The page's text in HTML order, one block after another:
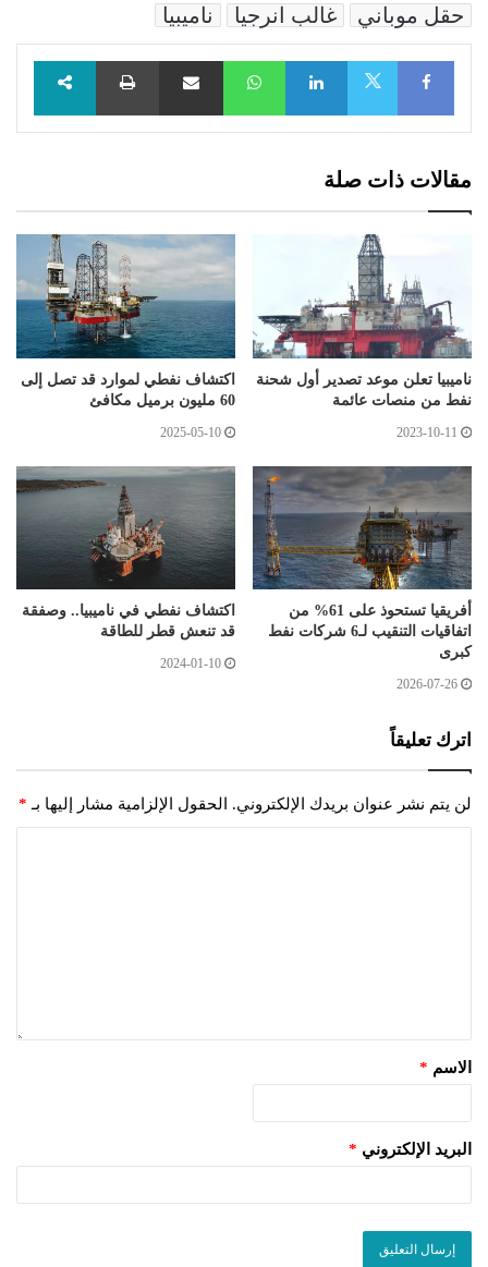
حقل موباني
غالب انرجيا ناميبيا
Facebook
LinkedIn
WhatsAppمشاركة عبر البريد طباعة
مقالات ذات صلة
ناميبيا تعلن موعد تصدير أول شحنة
نفط من منصات عائمة
2023-10-11
اكتشاف نفطي لموارد قد تصل إلى
60 مليون برميل مكافئ
2025-05-10
أفريقيا تستحوذ على 61% من
اتفاقيات التنقيب لـ6 شركات نفط
كبرى
2026-07-26
اكتشاف نفطي في ناميبيا.. وصفقة
قد تنعش قطر للطاقة
2024-01-10
اترك تعليقاً
لن يتم نشر عنوان بريدك الإلكتروني. الحقول الإلزامية مشار إليها بـ *
الاسم *
البريد الإلكتروني *